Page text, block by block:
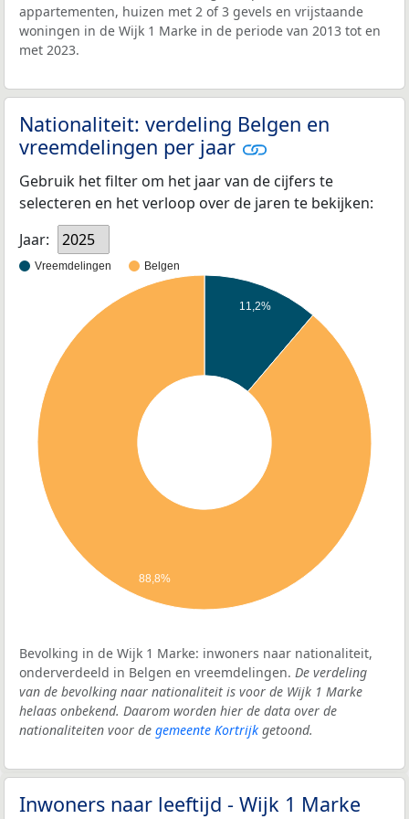
appartementen, huizen met 2 of 3 gevels en vrijstaande
woningen in de Wijk 1 Marke in de periode van 2013 tot en
met 2023.
Nationaliteit: verdeling Belgen en
vreemdelingen per jaar
Gebruik het filter om het jaar van de cijfers te
selecteren en het verloop over de jaren te bekijken:
Jaar:
2025
Vreemdelingen Belgen
11,2%
88,8%
Bevolking in de Wijk 1 Marke: inwoners naar nationaliteit,
onderverdeeld in Belgen en vreemdelingen. De verdeling
van de bevolking naar nationaliteit is voor de Wijk 1 Marke
helaas onbekend. Daarom worden hier de data over de
nationaliteiten voor de gemeente Kortrijk getoond.
Inwoners naar leeftijd - Wijk 1 Marke